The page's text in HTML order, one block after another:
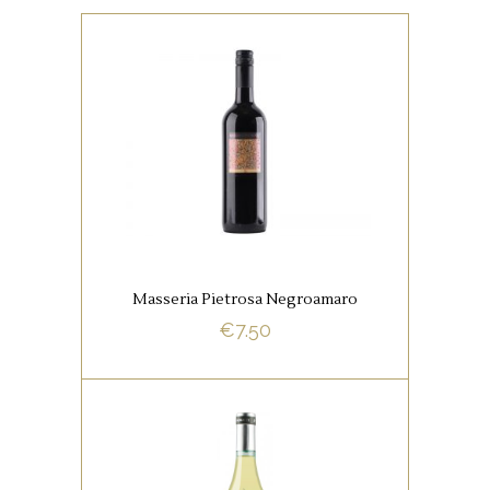
ITALIAANSE FAVORIETEN
RODE WIJNEN
De wijn heeft een intens aroma
specerijen en tijm. De aanzet is
BUY NOW
Masseria Pietrosa Negroamaro
€7.50
WITTE WIJNEN